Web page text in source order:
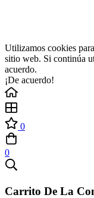
Utilizamos cookies
sitio web. Si continúa
acuerdo.
¡De acuerdo!
0
0
Carrito De La